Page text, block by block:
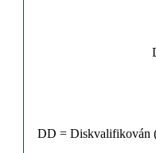
DD = Diskvalifikován